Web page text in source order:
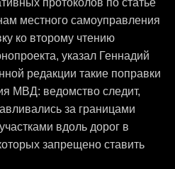
местного самоуправления
ко второму чтению
указал Геннадий
редакции такие поправки
МВД: ведомство следит,
за границами
вдоль дорог в
запрещено ставить